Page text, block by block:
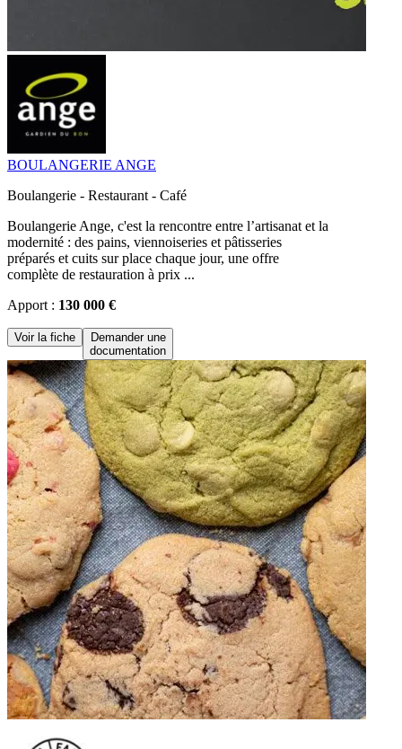
BOULANGERIE ANGE
Boulangerie - Restaurant - Café
Boulangerie Ange, c'est la rencontre entre l’artisanat et la
modernité : des pains, viennoiseries et pâtisseries
préparés et cuits sur place chaque jour, une offre
complète de restauration à prix ...
Apport : 130 000 €
Voir la fiche
Demander une
documentation